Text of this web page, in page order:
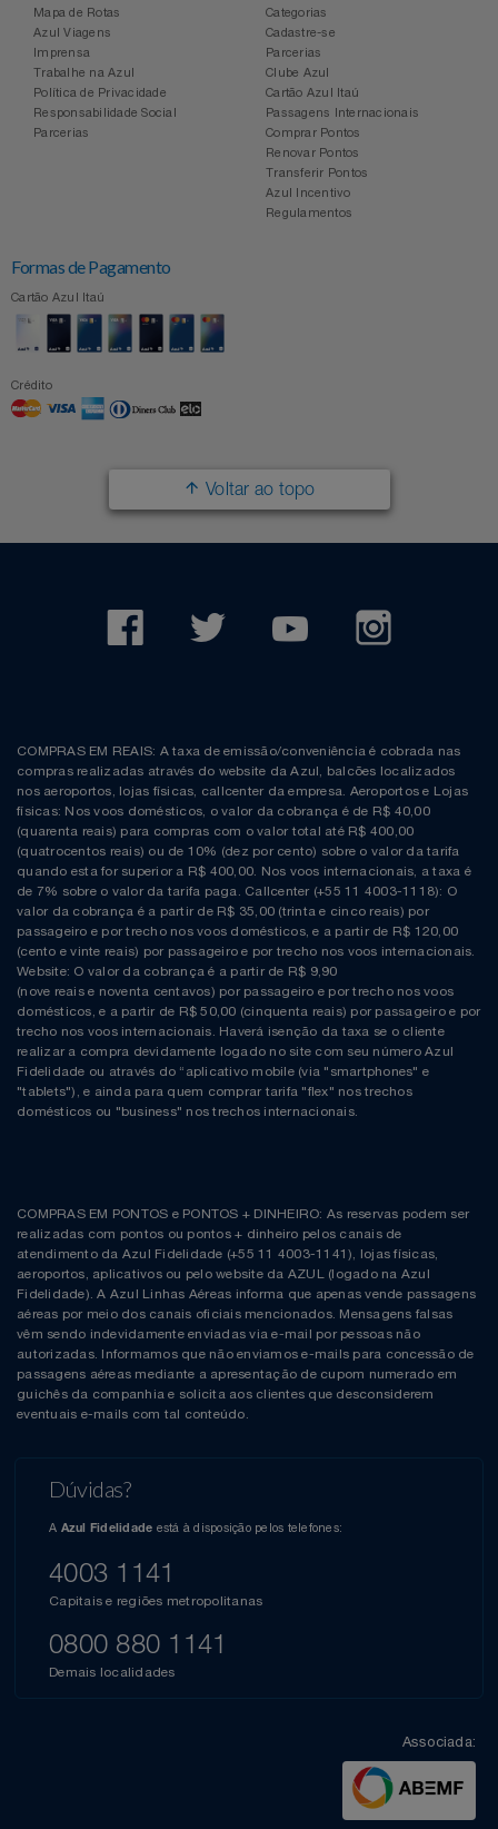
Mapa de Rotas
Azul Viagens
Imprensa
Trabalhe na Azul
Política de Privacidade
Responsabilidade Social
Parcerias
Categorias
Cadastre-se
Parcerias
Clube Azul
Cartão Azul Itaú
Passagens Internacionais
Comprar Pontos
Renovar Pontos
Transferir Pontos
Azul Incentivo
Regulamentos
Formas de Pagamento
Cartão Azul Itaú
Crédito
Voltar ao topo
COMPRAS EM REAIS: A taxa de emissão/conveniência é cobrada nas
compras realizadas através do website da Azul, balcões localizados
nos aeroportos, lojas físicas, callcenter da empresa. Aeroportos e Lojas
físicas: Nos voos domésticos, o valor da cobrança é de R$ 40,00
(quarenta reais) para compras com o valor total até R$ 400,00
(quatrocentos reais) ou de 10% (dez por cento) sobre o valor da tarifa
quando esta for superior a R$ 400,00. Nos voos internacionais, a taxa é
de 7% sobre o valor da tarifa paga. Callcenter (+55 11 4003-1118): O
valor da cobrança é a partir de R$ 35,00 (trinta e cinco reais) por
passageiro e por trecho nos voos domésticos, e a partir de R$ 120,00
(cento e vinte reais) por passageiro e por trecho nos voos internacionais.
Website: O valor da cobrança é a partir de R$ 9,90
(nove reais e noventa centavos) por passageiro e por trecho nos voos
domésticos, e a partir de R$ 50,00 (cinquenta reais) por passageiro e por
trecho nos voos internacionais. Haverá isenção da taxa se o cliente
realizar a compra devidamente logado no site com seu número Azul
Fidelidade ou através do “aplicativo mobile (via "smartphones" e
"tablets"), e ainda para quem comprar tarifa "flex" nos trechos
domésticos ou "business" nos trechos internacionais.
COMPRAS EM PONTOS e PONTOS + DINHEIRO: As reservas podem ser
realizadas com pontos ou pontos + dinheiro pelos canais de
atendimento da Azul Fidelidade (+55 11 4003-1141), lojas físicas,
aeroportos, aplicativos ou pelo website da AZUL (logado na Azul
Fidelidade). A Azul Linhas Aéreas informa que apenas vende passagens
aéreas por meio dos canais oficiais mencionados. Mensagens falsas
vêm sendo indevidamente enviadas via e-mail por pessoas não
autorizadas. Informamos que não enviamos e-mails para concessão de
passagens aéreas mediante a apresentação de cupom numerado em
guichês da companhia e solicita aos clientes que desconsiderem
eventuais e-mails com tal conteúdo.
Dúvidas?
A Azul Fidelidade está à disposição pelos telefones:
4003 1141
Capitais e regiões metropolitanas
0800 880 1141
Demais localidades
Associada: